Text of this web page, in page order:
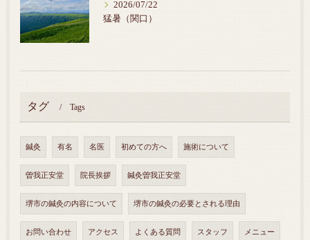
2026/07/22
猛暑（関口）
タグ Tags
鍼灸 有名 名医 初めての方へ 施術について
曽我正安堂 院長挨拶 鍼灸曽我正安堂
堺市の鍼灸の内容について 堺市の鍼灸の必要とされる理由
お問い合わせ アクセス よくある質問 スタッフ メニュー